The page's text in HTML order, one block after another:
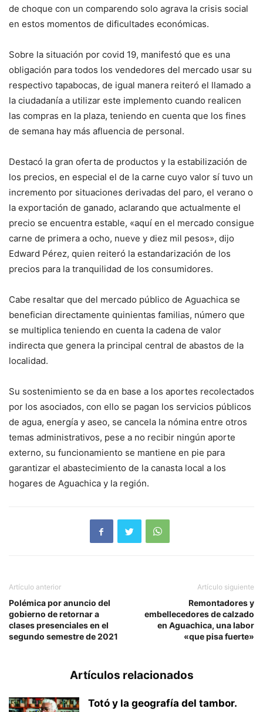
de choque con un comparendo solo agrava la crisis social
en estos momentos de dificultades económicas.
Sobre la situación por covid 19, manifestó que es una
obligación para todos los vendedores del mercado usar su
respectivo tapabocas, de igual manera reiteró el llamado a
la ciudadanía a utilizar este implemento cuando realicen
las compras en la plaza, teniendo en cuenta que los fines
de semana hay más afluencia de personal.
Destacó la gran oferta de productos y la estabilización de
los precios, en especial el de la carne cuyo valor sí tuvo un
incremento por situaciones derivadas del paro, el verano o
la exportación de ganado, aclarando que actualmente el
precio se encuentra estable, «aquí en el mercado consigue
carne de primera a ocho, nueve y diez mil pesos», dijo
Edward Pérez, quien reiteró la estandarización de los
precios para la tranquilidad de los consumidores.
Cabe resaltar que del mercado público de Aguachica se
benefician directamente quinientas familias, número que
se multiplica teniendo en cuenta la cadena de valor
indirecta que genera la principal central de abastos de la
localidad.
Su sostenimiento se da en base a los aportes recolectados
por los asociados, con ello se pagan los servicios públicos
de agua, energía y aseo, se cancela la nómina entre otros
temas administrativos, pese a no recibir ningún aporte
externo, su funcionamiento se mantiene en pie para
garantizar el abastecimiento de la canasta local a los
hogares de Aguachica y la región.
Artículo anterior
Polémica por anuncio del
gobierno de retornar a
clases presenciales en el
segundo semestre de 2021
Artículo siguiente
Remontadores y
embellecedores de calzado
en Aguachica, una labor
«que pisa fuerte»
Artículos relacionados
Totó y la geografía del tambor.